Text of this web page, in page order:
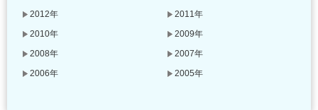
2012年
2011年
2010年
2009年
2008年
2007年
2006年
2005年